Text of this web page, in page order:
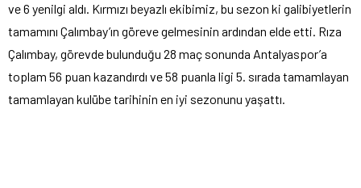
ve 6 yenilgi aldı. Kırmızı beyazlı ekibimiz, bu sezon ki galibiyetlerin
tamamını Çalımbay’ın göreve gelmesinin ardından elde etti. Rıza
Çalımbay, görevde bulunduğu 28 maç sonunda Antalyaspor’a
toplam 56 puan kazandırdı ve 58 puanla ligi 5. sırada tamamlayan
tamamlayan kulübe tarihinin en iyi sezonunu yaşattı.